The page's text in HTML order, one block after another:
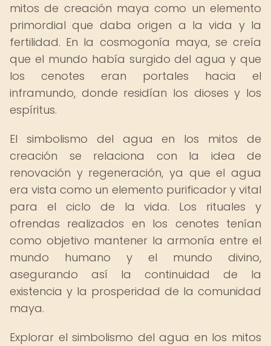
mitos de creación maya como un elemento
primordial que daba origen a la vida y la
fertilidad. En la cosmogonía maya, se creía
que el mundo había surgido del agua y que
los cenotes eran portales hacia el
inframundo, donde residían los dioses y los
espíritus.
El simbolismo del agua en los mitos de
creación se relaciona con la idea de
renovación y regeneración, ya que el agua
era vista como un elemento purificador y vital
para el ciclo de la vida. Los rituales y
ofrendas realizados en los cenotes tenían
como objetivo mantener la armonía entre el
mundo humano y el mundo divino,
asegurando así la continuidad de la
existencia y la prosperidad de la comunidad
maya.
Explorar el simbolismo del agua en los mitos